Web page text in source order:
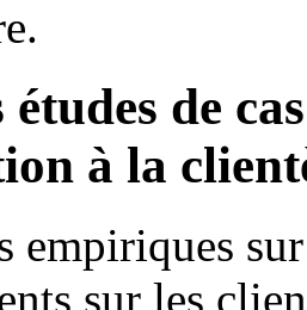
études de
à la
empiriques
sur les